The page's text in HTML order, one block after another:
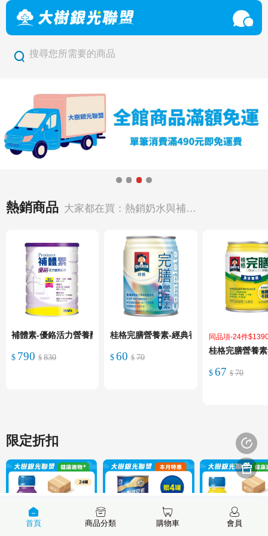
搜尋您所需要的商品
熱銷商品 大家都在買：熱銷奶水與補給
補體素-優鉻活力營養配方810g(箱*6)
$ 790 $ 830
桂格完膳營養素-經典香草250ml(箱*24)
$60 $ 70
同品項-24件
桂格完膳營養
$ 67 $ 70
限定折扣
首頁 商品分類 購物車 會員